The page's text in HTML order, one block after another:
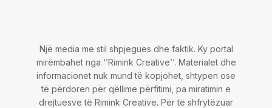
Një media me stil shpjegues dhe faktik. Ky portal
mirëmbahet nga ‘’Rimink Creative’’. Materialet dhe
informacionet nuk mund të kopjohet, shtypen ose
të përdoren për qëllime përfitimi, pa miratimin e
drejtuesve të Rimink Creative. Për të shfrytëzuar